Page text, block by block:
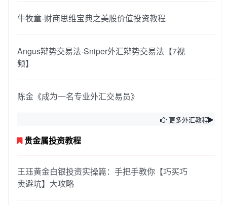
牛牧童-财商思维宝典之美股价值投资教程
Angus辩势交易法-Sniper外汇辩势交易法【7视
频】
陈金《成为一名专业外汇交易员》
更多外汇教程
贵金属投资教程
王珏黄金白银投资实操篇：手把手教你【巧买巧
卖避坑】大攻略